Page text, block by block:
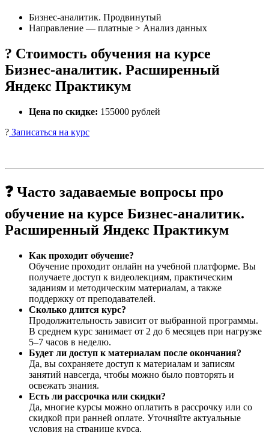
Бизнес-аналитик. Продвинутый
Направление — платные > Анализ данных
? Стоимость обучения на курсе
Бизнес-аналитик. Расширенный
Яндекс Практикум
Цена по скидке: 155000 рублей
? Записаться на курс
❓ Часто задаваемые вопросы про
обучение на курсе Бизнес-аналитик.
Расширенный Яндекс Практикум
Как проходит обучение?
Обучение проходит онлайн на учебной платформе. Вы
получаете доступ к видеолекциям, практическим
заданиям и методическим материалам, а также
поддержку от преподавателей.
Сколько длится курс?
Продолжительность зависит от выбранной программы.
В среднем курс занимает от 2 до 6 месяцев при нагрузке
5–7 часов в неделю.
Будет ли доступ к материалам после окончания?
Да, вы сохраняете доступ к материалам и записям
занятий навсегда, чтобы можно было повторять и
освежать знания.
Есть ли рассрочка или скидки?
Да, многие курсы можно оплатить в рассрочку или со
скидкой при ранней оплате. Уточняйте актуальные
условия на странице курса.